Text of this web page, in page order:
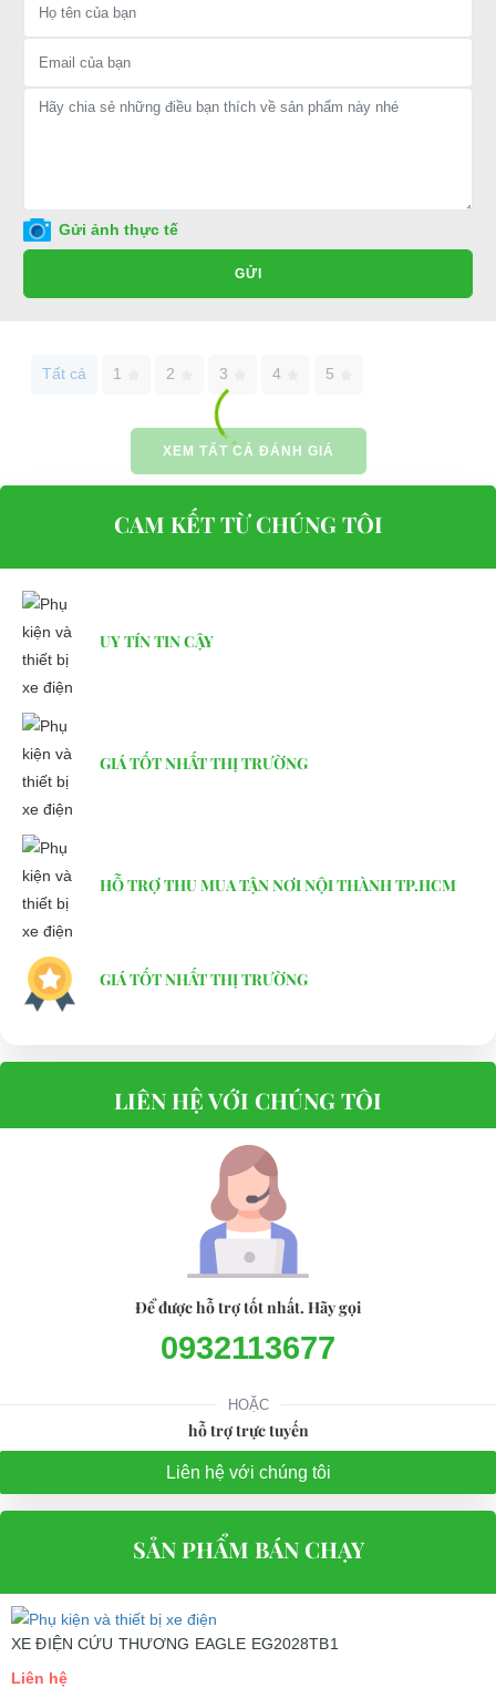
- Chuyên phụ tùng, phụ kiện và thiết bị xe điện dành cho xe
điện.
- Dịch vụ sửa chữa, thay thế phụ tùng, phụ kiện và thiết bị
thay thế phụ tùng, phụ kiện - thiết bị cho xe điện. Giá thành
cạnh tranh, tay nghề thợ chuyên nghiệp, nhanh chóng.
Hân hạnh được phục vụ mọi người
tốt ở đâu?
Để được tư vấn thêm về cách sử dụng xe ô tô điện để tăng tuổi thọ
cho xe hoặc có vấn đề gì cần được hỗ trợ, quý khách vui lòng liên
LIÊN HỆ CÔNG TY:
Đại Cường
Địa chỉ: 49/9 Nhị Bình 16, Hóc Môn, TP.HCM
Điện thoại: 093 211 3677 ( Phú )
E-mail:phuhuynhkd@gmail.com
Website:
Gửi ảnh thực tế
GỬI
Tất cả 1 2 3 4 5
XEM TẤT CẢ ĐÁNH GIÁ
CAM KẾT TỪ CHÚNG TÔI
UY TÍN TIN CẬY
GIÁ TỐT NHẤT THỊ TRƯỜNG
HỖ TRỢ THU MUA TẬN NƠI NỘI THÀNH TP.HCM
GIÁ TỐT NHẤT THỊ TRƯỜNG
LIÊN HỆ VỚI CHÚNG TÔI
Để được hỗ trợ tốt nhất. Hãy gọi
0932113677
HOẶC
hỗ trợ trực tuyến
Liên hệ với chúng tôi
SẢN PHẨM BÁN CHẠY
XE ĐIỆN CỨU THƯƠNG EAGLE EG2028TB1
Liên hệ